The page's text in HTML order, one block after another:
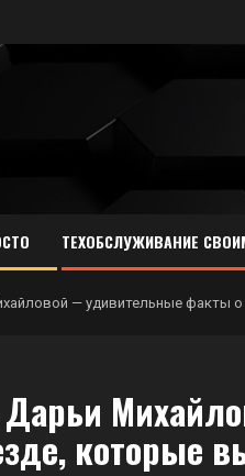
ТЕХОБСЛУЖИВАНИЕ
— удивительные факты
Дарьи
которые